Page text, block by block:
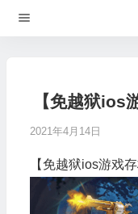
【免越狱ios
2021年4月14日
【免越狱ios游戏存